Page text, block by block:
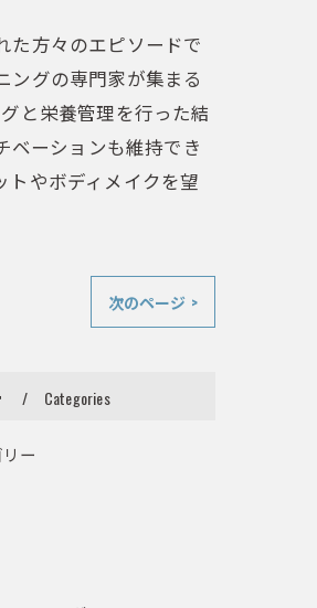
た方々のエピソードで
ングの専門家が集まる
と栄養管理を行った結
ベーションも維持でき
トやボディメイクを望
次のページ >
Categories
ー